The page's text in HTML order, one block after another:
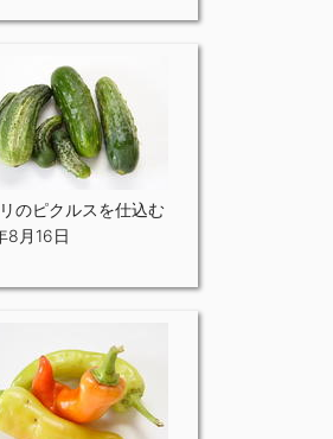
のピクルスを仕込む
8月16日